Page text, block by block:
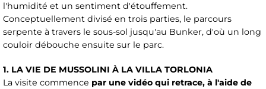
l'humidité et un sentiment d'étouffement.
Conceptuellement divisé en trois parties, le parcours
serpente à travers le sous-sol jusqu'au Bunker, d'où un long
couloir débouche ensuite sur le parc.
1. LA VIE DE MUSSOLINI À LA VILLA TORLONIA
La visite commence par une vidéo qui retrace, à l'aide de